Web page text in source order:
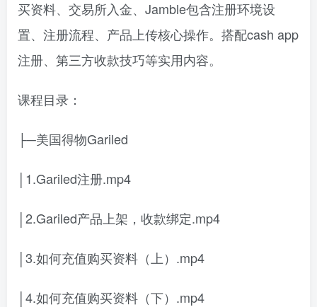
买资料、交易所入金、Jamble包含注册环境设
置、注册流程、产品上传核心操作。搭配cash app
注册、第三方收款技巧等实用内容。
课程目录：
├─美国得物Gariled
│1.Gariled注册.mp4
│2.Gariled产品上架，收款绑定.mp4
│3.如何充值购买资料（上）.mp4
│4.如何充值购买资料（下）.mp4